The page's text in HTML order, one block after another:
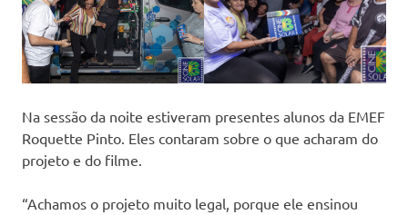
Na sessão da noite estiveram presentes alunos da EMEF
Roquette Pinto. Eles contaram sobre o que acharam do
projeto e do filme.
“Achamos o projeto muito legal, porque ele ensinou